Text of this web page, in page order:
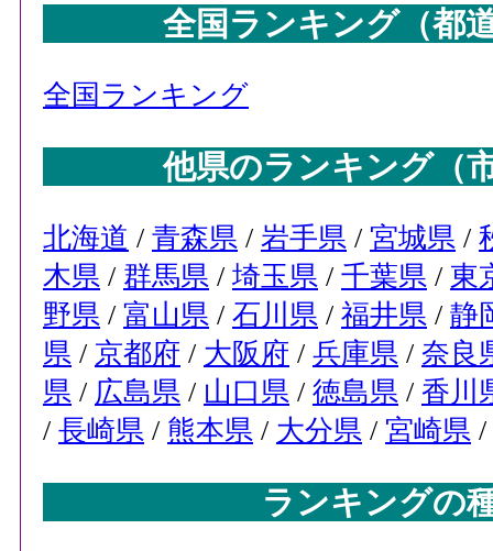
全国ランキング（都
全国ランキング
他県のランキング（
北海道 / 青森県 / 岩手県 / 宮城県 /
木県 / 群馬県 / 埼玉県 / 千葉県 / 東
野県 / 富山県 / 石川県 / 福井県 / 静
県 / 京都府 / 大阪府 / 兵庫県 / 奈良
県 / 広島県 / 山口県 / 徳島県 / 香川
/ 長崎県 / 熊本県 / 大分県 / 宮崎県 /
ランキングの